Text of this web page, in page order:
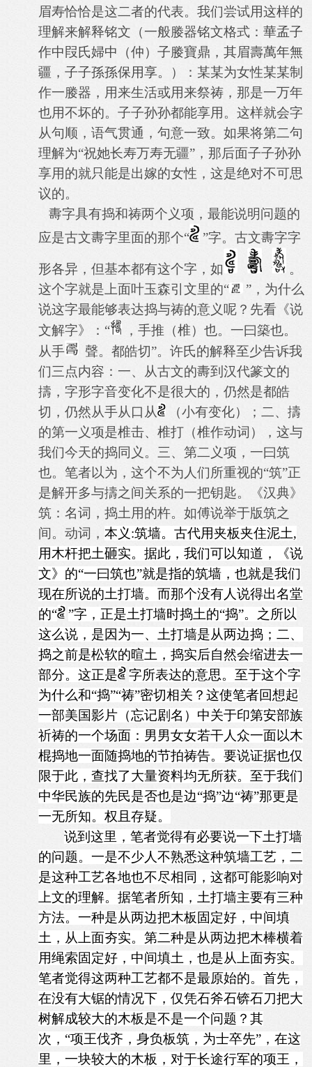
眉寿恰恰是这二者的代表。我们尝试用这样的
理解来解释铭文（一般媵器铭文格式： 華孟子
作中叚氏婦中（仲）子媵寶鼎，其眉壽萬年無
疆，子子孫孫保用享。
）：某某为女性某某制
作一媵器，用来生活或用来祭祷，那是一万年
也用不坏的。子子孙孙都能享用。这样就会字
从句顺，语气贯通，句意一致。如果将第二句
理解为“祝她长寿万寿无疆”，那后面子子孙孙
享用的就只能是出嫁的女性，这是绝对不可思
议的。
夀字具有捣和祷两个义项，最能说明问题的
应是古文夀字里面的那个“
”字。古文夀字字
形各异，但基本都有这个字，如
。
这个字就是上面叶玉森引文里的“
”，为什么
说这字最能够表达捣与祷的意义呢？先看《说
文解字》：“
， 手推 （椎） 也。一曰築也。
从手
聲。都皓切”。许氏的解释至少告诉我
们三点内容：一、从古文的夀到汉代篆文的
擣，字形字音变化不是很大的，仍然是都皓
切，仍然从手从口从
（小有变化）；二、擣
的第一义项是椎击、椎打（椎作动词），这与
我们今天的捣同义。三、第二义项，一曰筑
也。笔者以为，这个不为人们所重视的“筑”正
是解开多与擣之间关系的一把钥匙。《汉典》
筑：名词，捣土用的杵。如傅说举于版筑之
间。动词， 本义:筑墙。古代用夹板夹住泥土,
用木杆把土砸实。据此，我们可以知道，《说
文》的“一曰筑也”就是指的筑墙，也就是我们
现在所说的土打墙。而那个没有人说得出名堂
的“
”字，正是土打墙时捣土的“捣”。之所以
这么说，是因为一、土打墙是从两边捣；二、
捣之前是松软的暄土，捣实后自然会缩进去一
部分。这正是
字所表达的意思。至于这个字
为什么和“捣”“祷”密切相关？这使笔者回想起
一部美国影片（忘记剧名）中关于印第安部族
祈祷的一个场面：男男女女若干人众一面以木
棍捣地一面随捣地的节拍祷告。要说证据也仅
限于此，查找了大量资料均无所获。至于我们
中华民族的先民是否也是边“捣”边“祷”那更是
一无所知。权且存疑。
说到这里，笔者觉得有必要说一下土打墙
的问题。一是不少人不熟悉这种筑墙工艺，二
是这种工艺各地也不尽相同，这都可能影响对
上文的理解。据笔者所知，土打墙主要有三种
方法。一种是从两边把木板固定好，中间填
土，从上面夯实。第二种是从两边把木棒横着
用绳索固定好，中间填土，也是从上面夯实。
笔者觉得这两种工艺都不是最原始的。首先，
在没有大锯的情况下，仅凭石斧石锛石刀把大
树解成较大的木板是不是一个问题？其
次，“项王伐齐，身负板筑，为士卒先”，在这
里，一块较大的木板，对于长途行军的项王，